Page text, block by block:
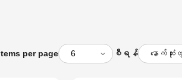
per page စီရန်